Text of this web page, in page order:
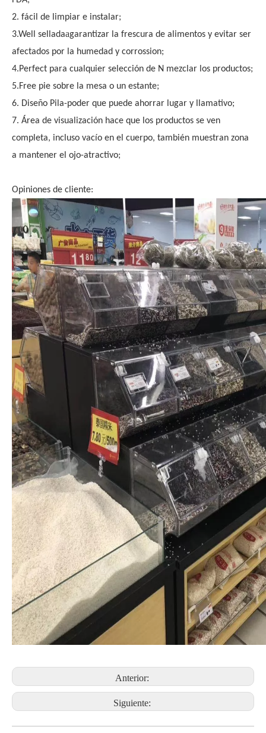
2. fácil de limpiar e instalar;
3.Well selladaagarantizar la frescura de alimentos y evitar ser
afectados por la humedad y corrossion;
4.Perfect para cualquier selección de N mezclar los productos;
5.Free pie sobre la mesa o un estante;
6. Diseño Pila-poder que puede ahorrar lugar y llamativo;
7. Área de visualización hace que los productos se ven
completa, incluso vacío en el cuerpo, también muestran zona
a mantener el ojo-atractivo;
Opiniones de cliente:
Anterior:
Siguiente: